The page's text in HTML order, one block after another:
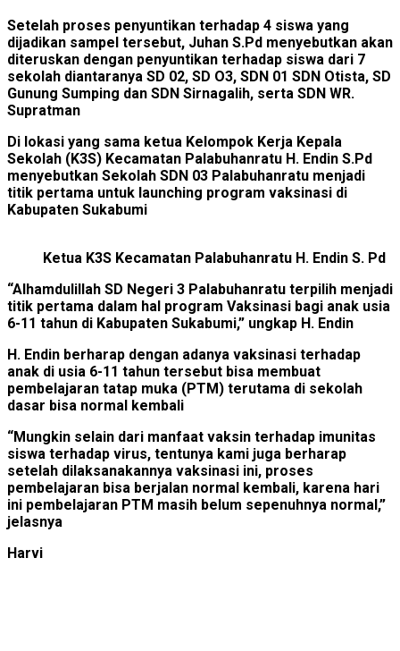
Setelah proses penyuntikan terhadap 4 siswa yang
dijadikan sampel tersebut, Juhan S.Pd menyebutkan akan
diteruskan dengan penyuntikan terhadap siswa dari 7
sekolah diantaranya SD 02, SD O3, SDN 01 SDN Otista, SD
Gunung Sumping dan SDN Sirnagalih, serta SDN WR.
Supratman
Di lokasi yang sama ketua Kelompok Kerja Kepala
Sekolah (K3S) Kecamatan Palabuhanratu H. Endin S.Pd
menyebutkan Sekolah SDN 03 Palabuhanratu menjadi
titik pertama untuk launching program vaksinasi di
Kabupaten Sukabumi
Ketua K3S Kecamatan Palabuhanratu H. Endin S. Pd
“Alhamdulillah SD Negeri 3 Palabuhanratu terpilih menjadi
titik pertama dalam hal program Vaksinasi bagi anak usia
6-11 tahun di Kabupaten Sukabumi,” ungkap H. Endin
H. Endin berharap dengan adanya vaksinasi terhadap
anak di usia 6-11 tahun tersebut bisa membuat
pembelajaran tatap muka (PTM) terutama di sekolah
dasar bisa normal kembali
“Mungkin selain dari manfaat vaksin terhadap imunitas
siswa terhadap virus, tentunya kami juga berharap
setelah dilaksanakannya vaksinasi ini, proses
pembelajaran bisa berjalan normal kembali, karena hari
ini pembelajaran PTM masih belum sepenuhnya normal,”
jelasnya
Harvi